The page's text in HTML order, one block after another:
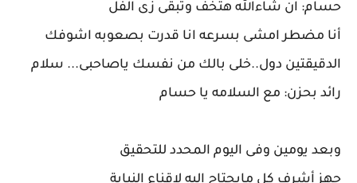
حسام: ان شاءالله هتخف وتبقى زى الفل
أنا مضطر امشى بسرعه انا قدرت بصعوبه اشوفك
الدقيقتين دول..خلى بالك من نفسك ياصاحبى... سلام
رائد بحزن: مع السلامه يا حسام
وبعد يومين وفى اليوم المحدد للتحقيق
جهز أشرف كل مايحتاج إليه لإقناع النيابة